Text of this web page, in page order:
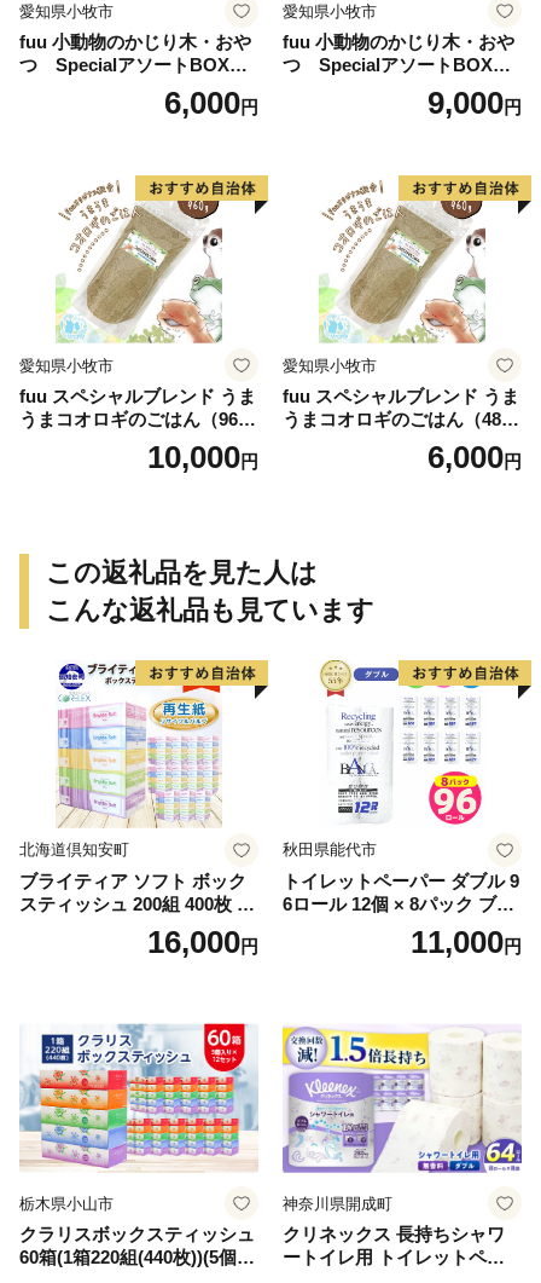
愛知県小牧市
fuu 小動物のかじり木・おや
つ SpecialアソートBOX（1
6,000円
愛知県小牧市
fuu 小動物のかじり木・おや
つ SpecialアソートBOX（2
9,000円
愛知県小牧市
fuu スペシャルブレンド うま
うまコオロギのごはん（960
10,000円
愛知県小牧市
fuu スペシャルブレンド うま
うまコオロギのごはん（480
6,000円
この返礼品を見た人は
こんな返礼品も見ています
北海道倶知安町
ブライティア ソフト ボック
スティッシュ 200組 400枚 60
箱 日本製 まとめ買い ティッ
シュ リサイクル 長持 防災 常
倶知安町 日用品
16,000円
秋田県能代市
トイレットペーパー ダブル 9
6ロール 12個 × 8パック ブラ
ンカ 再生紙 100％ 芯あり 日
用品 消耗品 無香料 生活用品
11,000円
栃木県小山市
クラリスボックスティッシュ
60箱(1箱220組(440枚))(5個入
神奈川県開成町
クリネックス 長持ちシャワ
ートイレ用 トイレットペー